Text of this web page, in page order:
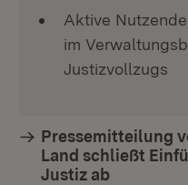
Aktive
im
Justizvollzugs
Pressemitteilung
Land schließt
Justiz ab